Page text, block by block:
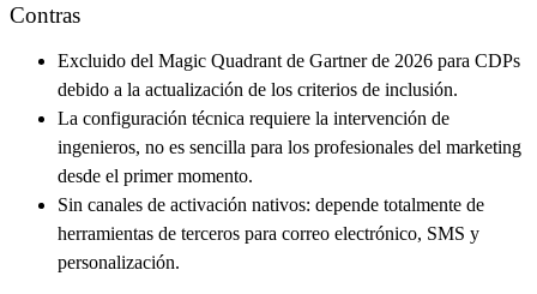
Contras
Excluido del Magic Quadrant de Gartner de 2026 para CDPs
debido a la actualización de los criterios de inclusión.
La configuración técnica requiere la intervención de
ingenieros, no es sencilla para los profesionales del marketing
desde el primer momento.
Sin canales de activación nativos: depende totalmente de
herramientas de terceros para correo electrónico, SMS y
personalización.